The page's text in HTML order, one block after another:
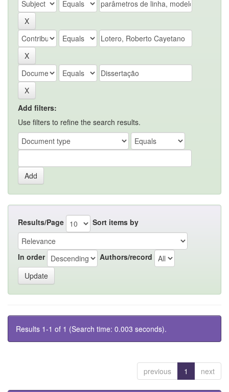
Add filters:
Use filters to refine the search results.
Results/Page Sort items by
In order Authors/record
Results 1-1 of 1 (Search time: 0.003 seconds).
previous 1 next